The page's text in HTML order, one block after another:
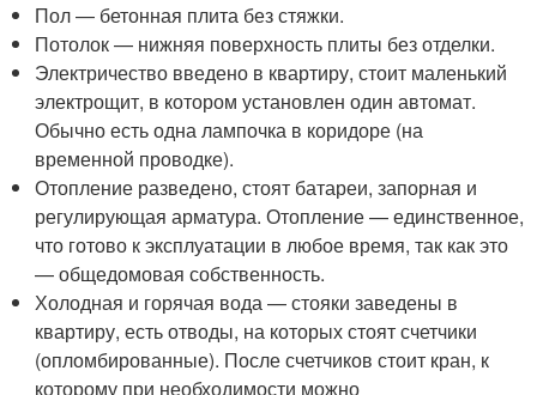
Пол — бетонная плита без стяжки.
Потолок — нижняя поверхность плиты без отделки.
Электричество введено в квартиру, стоит маленький
электрощит, в котором установлен один автомат.
Обычно есть одна лампочка в коридоре (на
временной проводке).
Отопление разведено, стоят батареи, запорная и
регулирующая арматура. Отопление — единственное,
что готово к эксплуатации в любое время, так как это
— общедомовая собственность.
Холодная и горячая вода — стояки заведены в
квартиру, есть отводы, на которых стоят счетчики
(опломбированные). После счетчиков стоит кран, к
которому при необходимости можно